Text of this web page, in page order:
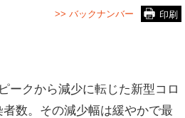
印刷
>> バックナンバー
ークから減少に転じた新型コロ
数。その減少幅は緩やかで最